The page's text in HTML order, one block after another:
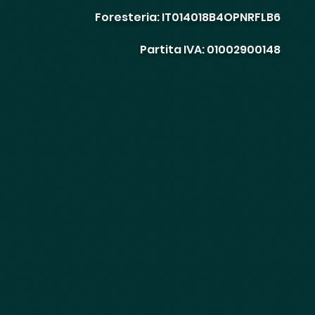
Foresteria: IT014018B4OPNRFLB6
Partita IVA: 01002900148